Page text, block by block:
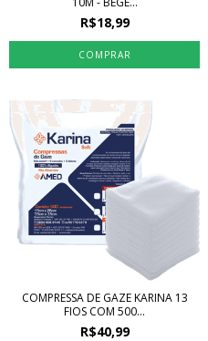
R$18,99
COMPRESSA DE GAZE KARINA 13
FIOS COM 500...
R$40,99